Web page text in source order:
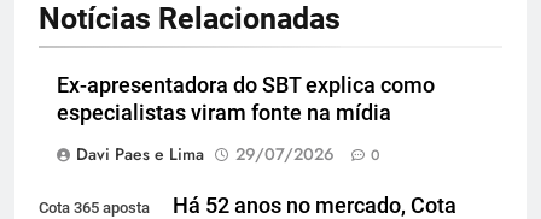
Notícias Relacionadas
Ex-apresentadora do SBT explica como
especialistas viram fonte na mídia
Davi Paes e Lima
29/07/2026 0
Cota 365 aposta
Há 52 anos no mercado, Cota